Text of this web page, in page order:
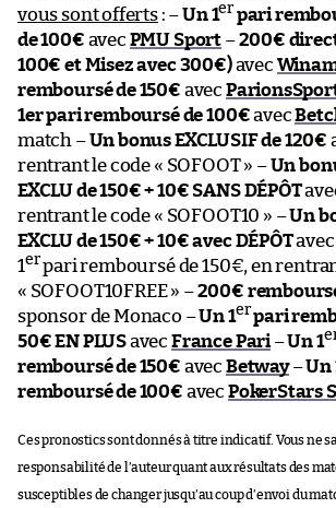
vous sont offerts: –Un 1er pari
de 100€ avec PMU Sport –200€
100€ et Misez avec 300€)avec
remboursé de 150€ avec
1er pari remboursé de 100€avec
match –Un bonus EXCLUSIF de 120€
rentrant le code « SOFOOT » –Un
EXCLU de 150€ + 10€ SANS DÉPÔT
rentrant le code « SOFOOT10 » –Un
EXCLU de 150€ + 10€ avec DÉPÔTavec
1erpari remboursé de 150€, en
« SOFOOT10FREE » –200€
sponsor de Monaco –Un 1erpari
50€ EN PLUSavec France Pari–Un 1
remboursé de 150€ avec Betway–Un
remboursé de 100€ avec PokerStars
Ces pronostics sont donnés à titre indicatif. Vous ne
responsabilité de l’auteur quant aux résultats des
susceptibles de changer jusqu’au coup d’envoi du